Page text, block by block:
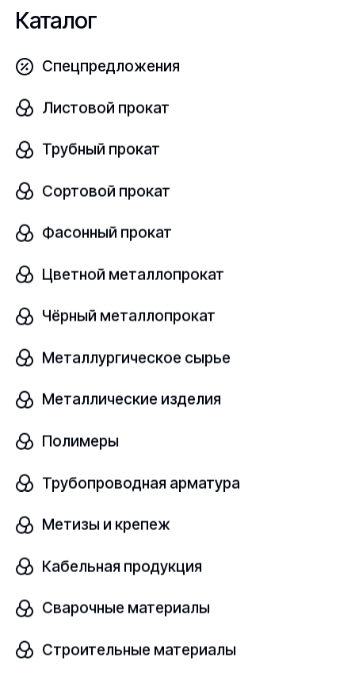
Каталог
Спецпредложения
Листовой прокат
Трубный прокат
Сортовой прокат
Фасонный прокат
Цветной металлопрокат
Чёрный металлопрокат
Металлургическое сырье
Металлические изделия
Полимеры
Трубопроводная арматура
Метизы и крепеж
Кабельная продукция
Сварочные материалы
Строительные материалы
В наличии
АД ГОСТ 21488-97
100
Узнать цену
Круг алюминиевый
Диаметр, мм
В наличии
АД ГОСТ 21488-97